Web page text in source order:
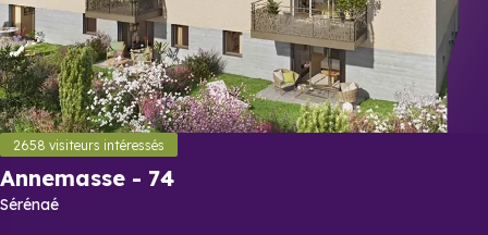
2658 visiteurs intéressés
Annemasse - 74
Sérénaé